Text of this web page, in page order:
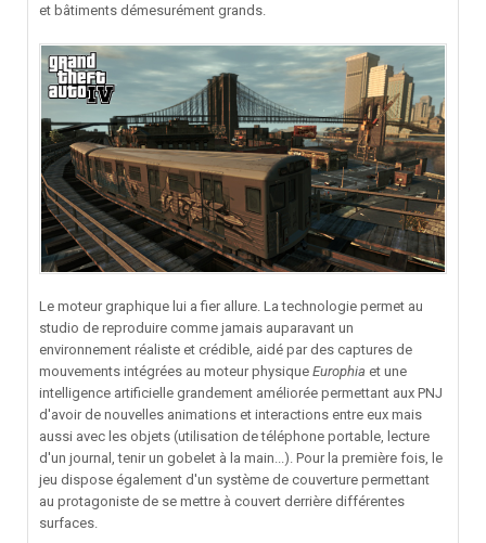
et bâtiments démesurément grands.
Le moteur graphique lui a fier allure. La technologie permet au
studio de reproduire comme jamais auparavant un
environnement réaliste et crédible, aidé par des captures de
mouvements intégrées au moteur physique Europhia et une
intelligence artificielle grandement améliorée permettant aux PNJ
d'avoir de nouvelles animations et interactions entre eux mais
aussi avec les objets (utilisation de téléphone portable, lecture
d'un journal, tenir un gobelet à la main...). Pour la première fois, le
jeu dispose également d'un système de couverture permettant
au protagoniste de se mettre à couvert derrière différentes
surfaces.